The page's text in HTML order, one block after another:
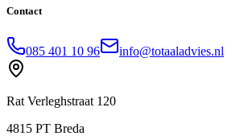
Contact
085 401 10 96 info@totaaladvies.nl
Rat Verleghstraat 120
4815 PT Breda